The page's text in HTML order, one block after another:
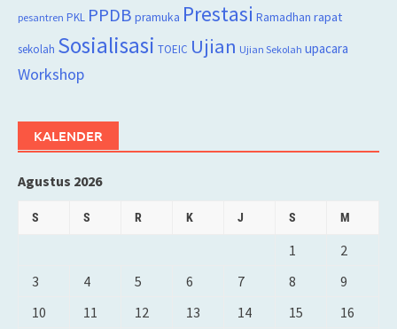
pesantren PKL PPDB pramuka Prestasi Ramadhan rapat
sekolah Sosialisasi TOEIC Ujian Ujian Sekolah upacara
Workshop
KALENDER
Agustus 2026
S S R K J S M
1
2
3
4 5 6 7 8
9
10
11 12 13 14 15
16